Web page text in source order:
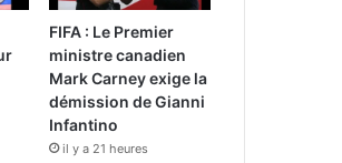
FIFA : Le Premier
ministre canadien
Mark Carney exige la
démission de Gianni
Infantino
il y a 21 heures